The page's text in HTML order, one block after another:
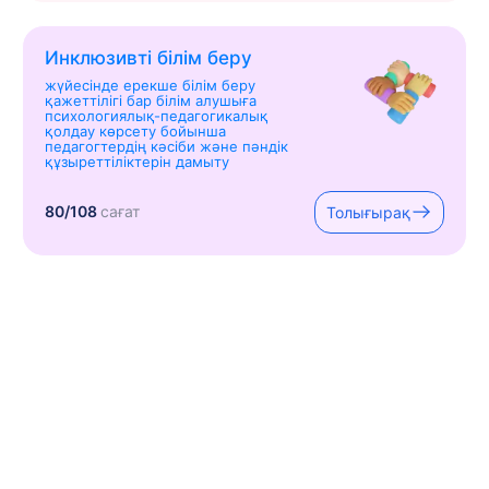
Инклюзивті білім беру
жүйесінде ерекше білім беру
қажеттілігі бар білім алушыға
психологиялық-педагогикалық
қолдау көрсету бойынша
педагогтердің кәсіби және пәндік
құзыреттіліктерін дамыту
80/108сағат Толығырақ